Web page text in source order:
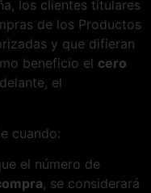
los clientes titulares
de los Productos
y que difieran
beneficio el cero
el
cuando:
el número de
, se considerará